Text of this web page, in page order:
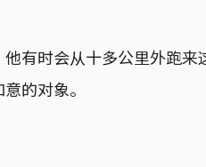
有时会从十多公里外跑来
的对象。